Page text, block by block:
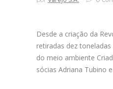
Desde a criação da
retiradas dez
do meio ambiente
sócias Adriana Tubino